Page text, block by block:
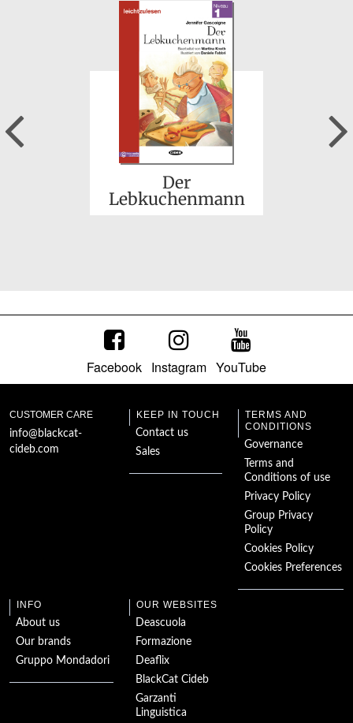
Jeder stirbt für sich
Emil und die
Detektive
Peter und der Wolf
Der
Lebkuchenmann
Previous
Facebook Instagram YouTube